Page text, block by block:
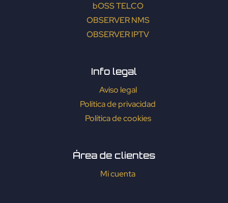
bOSS TELCO
OBSERVER NMS
OBSERVER IPTV
Info legal
Aviso legal
Política de privacidad
Política de cookies
Área de clientes
Mi cuenta